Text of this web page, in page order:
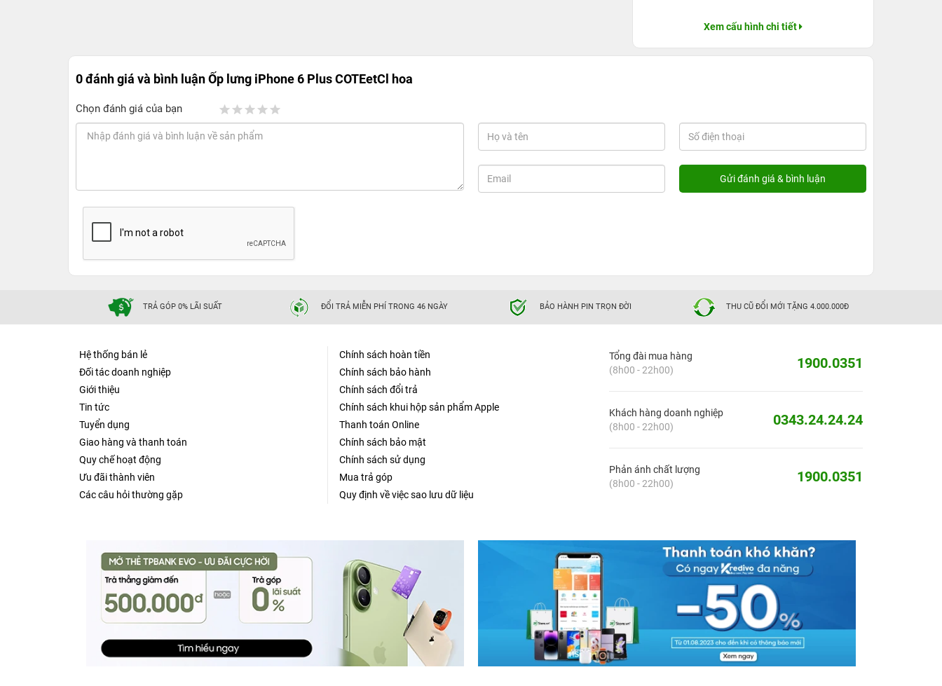
Xem cấu hình chi tiết
0 đánh giá và bình luậnỐp lưng iPhone 6 Plus COTEetCl hoa
Chọn đánh giá của bạn
TRẢ GÓP 0% LÃI SUẤT ĐỔI TRẢ MIỄN PHÍ TRONG 46 NGÀY BẢO HÀNH PIN TRỌN ĐỜI THU CŨ ĐỔI MỚI TẶNG 4.000.000Đ
Hệ thống bán lẻ
Đối tác doanh nghiệp
Giới thiệu
Tin tức
Tuyển dụng
Giao hàng và thanh toán
Quy chế hoạt động
Ưu đãi thành viên
Các câu hỏi thường gặp
Chính sách hoàn tiền
Chính sách bảo hành
Chính sách đổi trả
Chính sách khui hộp sản phẩm Apple
Thanh toán Online
Chính sách bảo mật
Chính sách sử dụng
Mua trả góp
Quy định về việc sao lưu dữ liệu
Tổng đài mua hàng
(8h00 - 22h00)
1900.0351
Khách hàng doanh nghiệp
(8h00 - 22h00)
0343.24.24.24
Phản ánh chất lượng
(8h00 - 22h00)
1900.0351